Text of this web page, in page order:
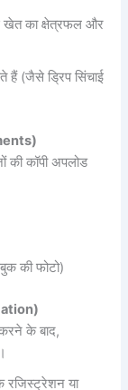
का क्षेत्रफल और
हैं (जैसे ड्रिप सिंचाई
की कॉपी अपलोड
की फोटो)
के बाद,
रजिस्ट्रेशन या